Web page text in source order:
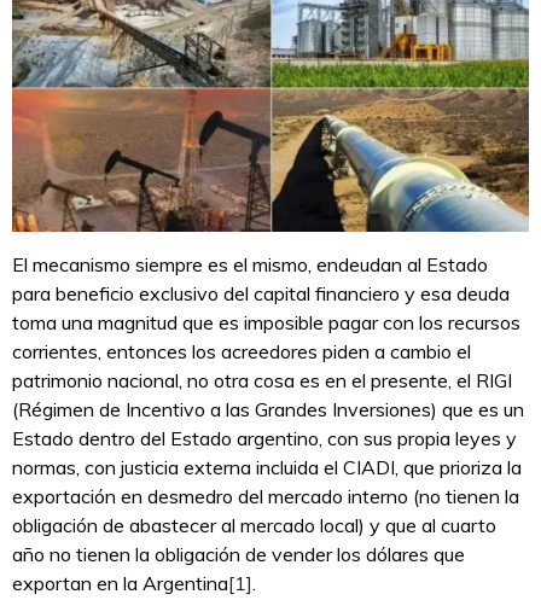
El mecanismo siempre es el mismo, endeudan al Estado
para beneficio exclusivo del capital financiero y esa deuda
toma una magnitud que es imposible pagar con los recursos
corrientes, entonces los acreedores piden a cambio el
patrimonio nacional, no otra cosa es en el presente, el RIGI
(Régimen de Incentivo a las Grandes Inversiones) que es un
Estado dentro del Estado argentino, con sus propia leyes y
normas, con justicia externa incluida el CIADI, que prioriza la
exportación en desmedro del mercado interno (no tienen la
obligación de abastecer al mercado local) y que al cuarto
año no tienen la obligación de vender los dólares que
exportan en la Argentina[1]